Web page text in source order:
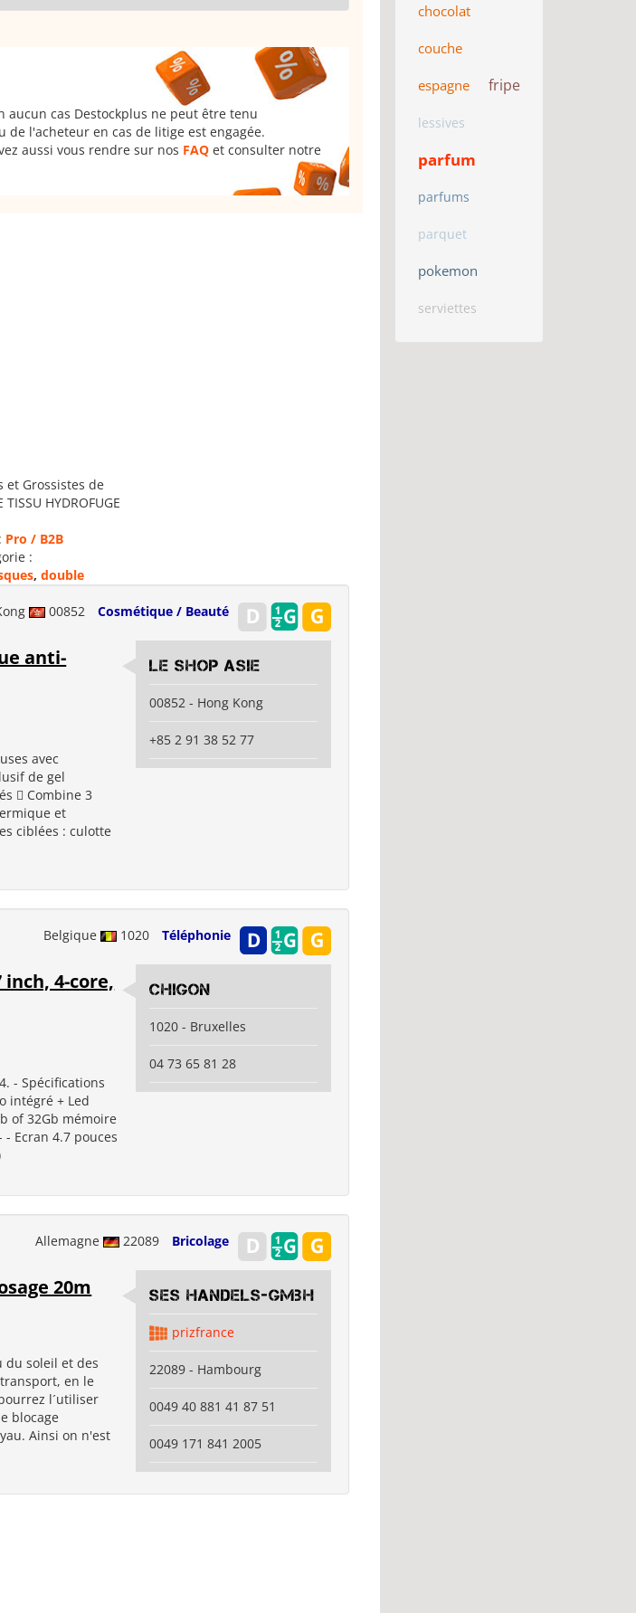
cas Destockplus ne peut être tenu
l'acheteur en cas de litige est engagée.
aussi vous rendre sur nos FAQ et consulter notre
et Grossistes de
HYDROFUGE
Pro / B2B
:
, double
00852 Cosmétique / Beauté
anti-
avec
de gel
 Combine 3
et
ciblées : culotte
Le Shop Asie
00852 - Hong Kong
+85 2 91 38 52 77
Belgique 1020 Téléphonie
inch, 4-core,
- Spécifications
intégré + Led
of 32Gb mémoire
Ecran 4.7 pouces
CHIGON
1020 - Bruxelles
04 73 65 81 28
Allemagne 22089 Bricolage
20m
du soleil et des
en le
l´utiliser
blocage
Ainsi on n'est
SES Handels-GmbH
prizfrance
22089 - Hambourg
0049 40 881 41 87 51
0049 171 841 2005
chocolat
couche
espagne fripe
lessives
parfum
parfums
parquet
pokemon
serviettes